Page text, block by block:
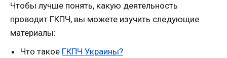
Чтобы лучше понять, какую деятельность
проводит ГКПЧ, вы можете изучить следующие
материалы:
Что такое ГКПЧ Украины?